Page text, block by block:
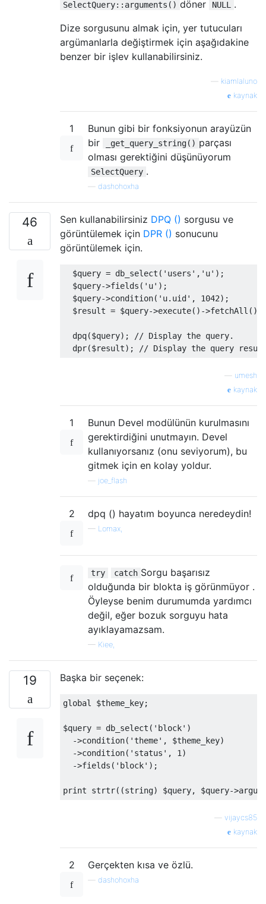
SelectQuery::arguments() döner NULL
.
Dize sorgusunu almak için, yer tutucuları
argümanlarla değiştirmek için aşağıdakine
benzer bir işlev kullanabilirsiniz.
kiamlaluno
kaynak
1
Bunun gibi bir fonksiyonun arayüzün
bir
_get_query_string() parçası
olması gerektiğini düşünüyorum
SelectQuery .
dashohoxha
46 Sen kullanabilirsiniz DPQ () sorgusu ve
görüntülemek için DPR () sonucunu
görüntülemek için.
  $query
= db_select ( 'users' , 'u' );
  $query
->fields ( 'u' );
  $query
->condition( 'u.uid' , 1042);
  $result
= $query->execute()->fetchAll ();
  dpq
($query);
// Display the query.
  dpr
($result); // Display the query
umesh
kaynak
1
Bunun Devel modülünün kurulmasını
gerektirdiğini unutmayın. Devel
kullanıyorsanız (onu seviyorum), bu
gitmek için en kolay yoldur.
joe_flash
2 dpq () hayatım boyunca neredeydin!
— Lomax,
try catch Sorgu başarısız
olduğunda bir blokta iş görünmüyor .
Öyleyse benim durumumda yardımcı
değil, eğer bozuk sorguyu hata
ayıklayamazsam.
— Kiee,
19 Başka bir seçenek:
global $theme_key;
$query = db_select ( 'block' )
->condition( 'theme' , $theme_key)
->condition( 'status' , 1 )
->fields ( 'block' );
print strtr((string) $query, $query->
vijaycs85
kaynak
2 Gerçekten kısa ve özlü.
dashohoxha